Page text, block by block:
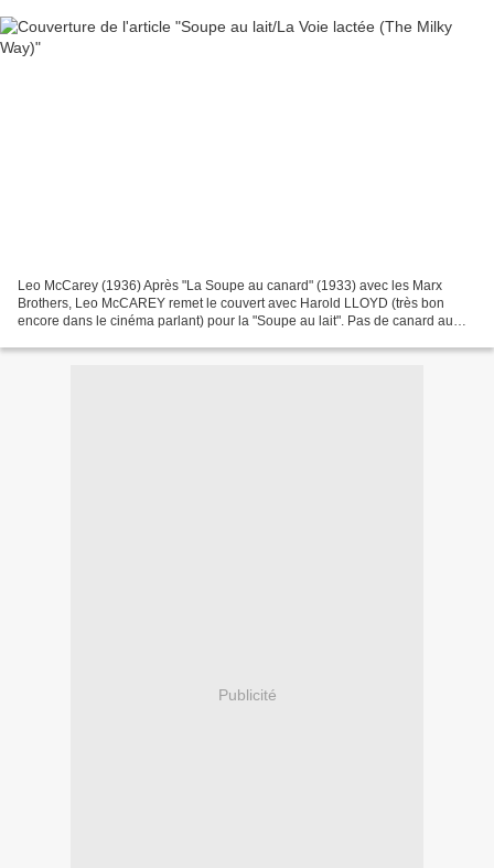
Leo McCarey (1936) Après "La Soupe au canard" (1933) avec les Marx
Brothers, Leo McCAREY remet le couvert avec Harold LLOYD (très bon
encore dans le cinéma parlant) pour la "Soupe au lait". Pas de canard au
Publicité